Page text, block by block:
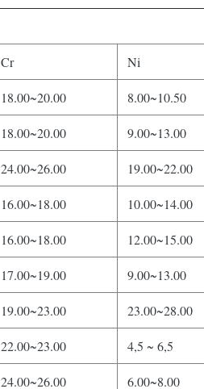
Cr Ni
18.00~20.00 8.00~10.50
18.00~20.00 9.00~13.00
24.00~26.00 19.00~22.00
16.00~18.00 10.00~14.00
16.00~18.00 12.00~15.00
17.00~19.00 9.00~13.00
19.00~23.00 23.00~28.00
22.00~23.00 4,5 ~ 6,5
24.00~26.00 6.00~8.00